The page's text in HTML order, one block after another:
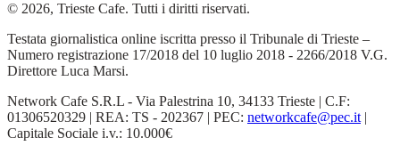
© 2026, Trieste Cafe. Tutti i diritti riservati.
Testata giornalistica online iscritta presso il Tribunale di Trieste –
Numero registrazione 17/2018 del 10 luglio 2018 - 2266/2018 V.G.
Direttore Luca Marsi.
Network Cafe S.R.L - Via Palestrina 10, 34133 Trieste | C.F:
01306520329 | REA: TS - 202367 | PEC: networkcafe@pec.it |
Capitale Sociale i.v.: 10.000€